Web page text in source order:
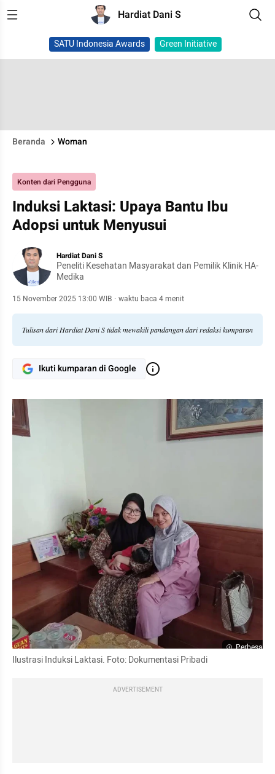
Hardiat Dani S
SATU Indonesia Awards Green Initiative
Beranda Woman
Konten dari Pengguna
Induksi Laktasi: Upaya Bantu Ibu
Adopsi untuk Menyusui
Hardiat Dani S
Peneliti Kesehatan Masyarakat dan Pemilik Klinik HA-
Medika
15 November 2025 13:00 WIB · waktu baca 4 menit
Tulisan dari Hardiat Dani S tidak mewakili pandangan dari redaksi kumparan
Ikuti kumparan di Google
Perbesar
Ilustrasi Induksi Laktasi. Foto: Dokumentasi Pribadi
ADVERTISEMENT